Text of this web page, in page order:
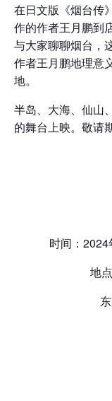
在日文版《烟台传
作的作者王月鹏到
与大家聊聊烟台，
作者王月鹏地理意
地。
半岛、大海、仙山
的舞台上映。敬请
时间：
地